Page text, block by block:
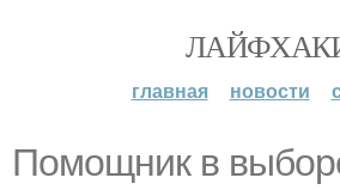
главная новости
Помощник в